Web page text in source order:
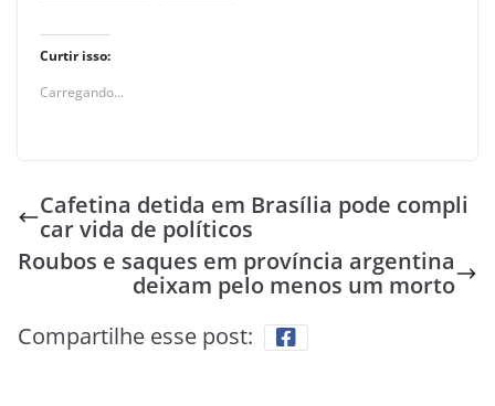
Curtir isso:
Carregando...
Cafetina detida em Brasília pode compli
car vida de políticos
Roubos e saques em província argentina
deixam pelo menos um morto
Compartilhe esse post: